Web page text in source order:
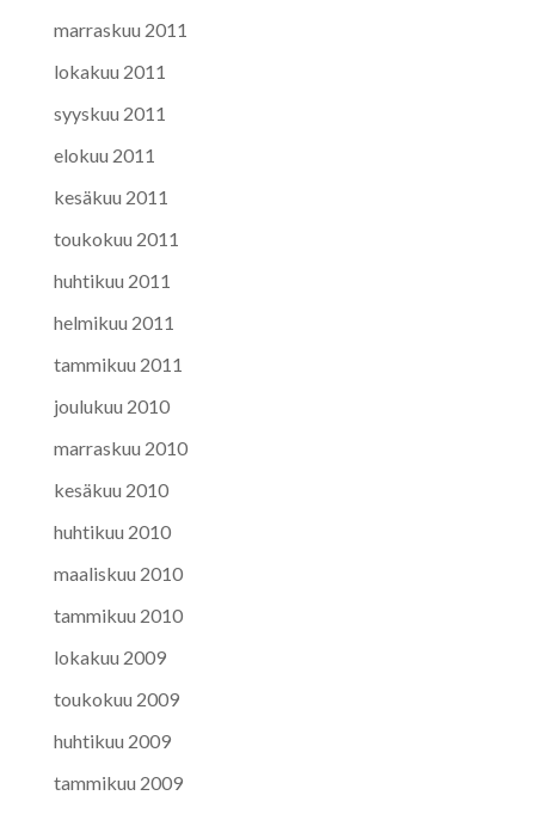
marraskuu 2011
lokakuu 2011
syyskuu 2011
elokuu 2011
kesäkuu 2011
toukokuu 2011
huhtikuu 2011
helmikuu 2011
tammikuu 2011
joulukuu 2010
marraskuu 2010
kesäkuu 2010
huhtikuu 2010
maaliskuu 2010
tammikuu 2010
lokakuu 2009
toukokuu 2009
huhtikuu 2009
tammikuu 2009